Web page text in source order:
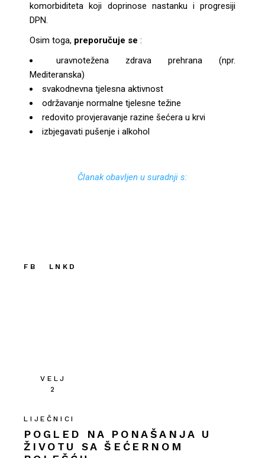
komorbiditeta koji doprinose nastanku i progresiji
DPN.
Osim toga, preporučuje se :
uravnotežena zdrava prehrana (npr.
Mediteranska)
svakodnevna tjelesna aktivnost
održavanje normalne tjelesne težine
redovito provjeravanje razine šećera u krvi
izbjegavati pušenje i alkohol
Članak obavljen u suradnji s:
FB LNKD
VELJ
2
LIJEČNICI
POGLED NA PONAŠANJA U
ŽIVOTU SA ŠEĆERNOM